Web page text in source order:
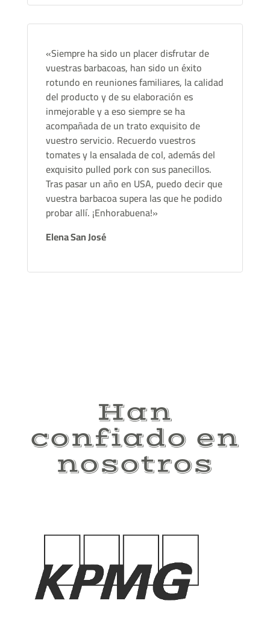
«Siempre ha sido un placer disfrutar de
vuestras barbacoas, han sido un éxito
rotundo en reuniones familiares, la calidad
del producto y de su elaboración es
inmejorable y a eso siempre se ha
acompañada de un trato exquisito de
vuestro servicio. Recuerdo vuestros
tomates y la ensalada de col, además del
exquisito pulled pork con sus panecillos.
Tras pasar un año en USA, puedo decir que
vuestra barbacoa supera las que he podido
probar allí. ¡Enhorabuena!»
Elena San José
Han
confiado en
nosotros